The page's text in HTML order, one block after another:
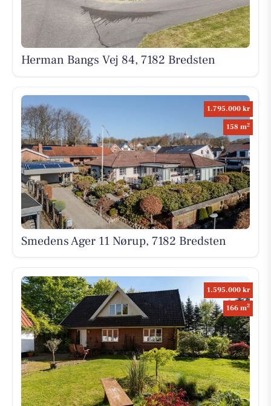
Herman Bangs Vej 84, 7182 Bredsten
1.795.000 kr
158 m2
Smedens Ager 11 Nørup, 7182 Bredsten
1.595.000 kr
166 m2